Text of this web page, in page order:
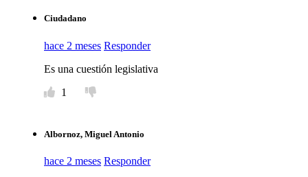
Ciudadano
hace 2 meses Responder
Es una cuestión legislativa
1
Albornoz, Miguel Antonio
hace 2 meses Responder